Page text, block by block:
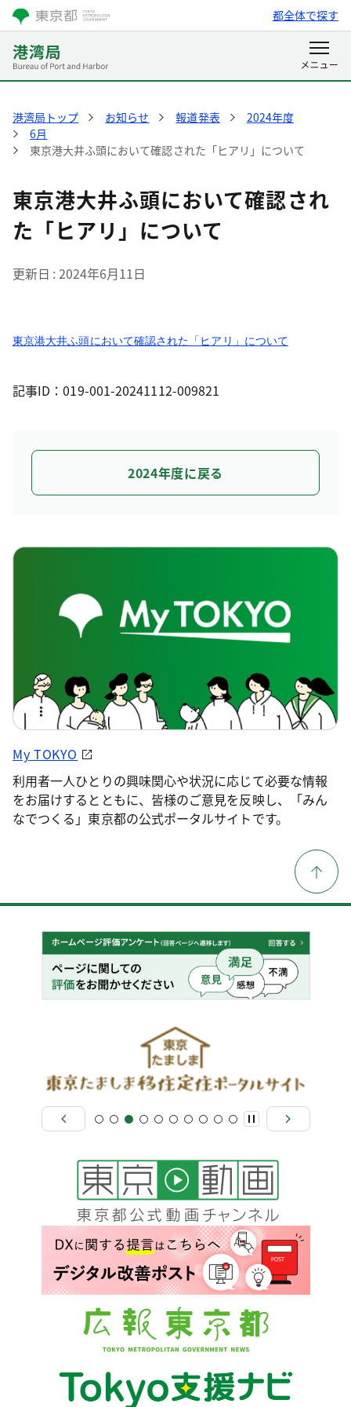
都全体で探す
港湾局トップ お知らせ 報道発表
2024年度
6月
東京港大井ふ頭において確認された「ヒアリ」について
東京港大井ふ頭において確認され
た「ヒアリ」について
更新日 2024年6月11日
東京港大井ふ頭において確認された「ヒアリ」について
記事ID：019-001-20241112-009821
2024年度に戻る
My TOKYO
利用者一人ひとりの興味関心や状況に応じて必要な情報
をお届けするとともに、皆様のご意見を反映し、「みん
なでつくる」東京都の公式ポータルサイトです。